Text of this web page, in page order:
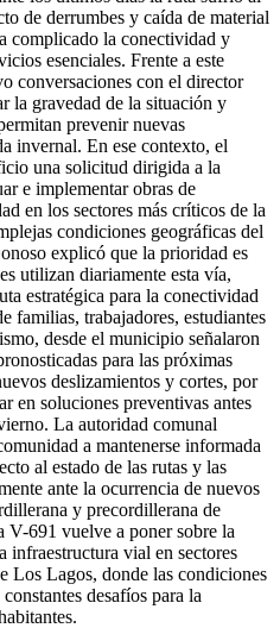
de derrumbes y caída de material
complicado la conectividad y
esenciales. Frente a este
conversaciones con el director
la gravedad de la situación y
prevenir nuevas
invernal. En ese contexto, el
una solicitud dirigida a la
e implementar obras de
en los sectores más críticos de la
condiciones geográficas del
explicó que la prioridad es
utilizan diariamente esta vía,
estratégica para la conectividad
familias, trabajadores, estudiantes
desde el municipio señalaron
para las próximas
deslizamientos y cortes, por
en soluciones preventivas antes
La autoridad comunal
a mantenerse informada
al estado de las rutas y las
ante la ocurrencia de nuevos
y precordillerana de
V-691 vuelve a poner sobre la
infraestructura vial en sectores
Los Lagos, donde las condiciones
desafíos para la